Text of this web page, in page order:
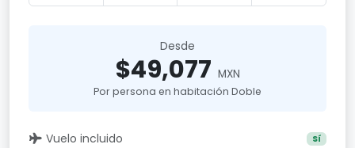
Desde
$49,077 MXN
Por persona en habitación Doble
Vuelo incluido Sí